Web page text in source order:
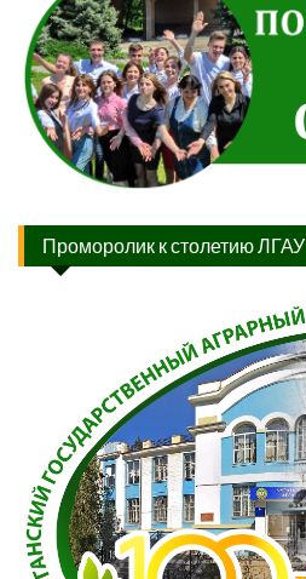
Проморолик к столетию ЛГАУ